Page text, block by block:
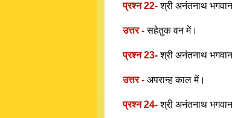
प्रश्न 22-श्री अनंतनाथ
उत्तर -सहेतुक वन में।
प्रश्न 23-श्री अनंतनाथ
उत्तर - अपरान्ह काल में।
प्रश्न 24-श्री अनंतनाथ